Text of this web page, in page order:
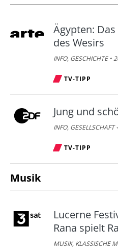
Ägypten:
des Wesirs
INFO, GESCHICHTE •
TV-TIPP
Jung und
INFO,
TV-TIPP
Musik
Lucerne
Rana spielt
MUSIK, KLASSISCHE